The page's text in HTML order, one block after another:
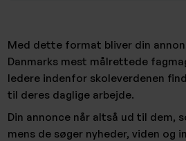
Med dette format bliver din
Danmarks mest målrettede
ledere indenfor skoleverdenen
til deres daglige arbejde.
Din annonce når altså ud til dem,
mens de søger nyheder, viden og